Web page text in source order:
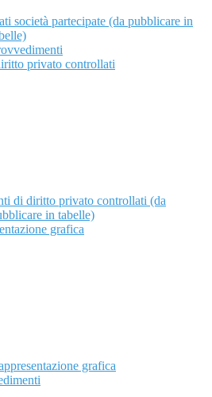
società partecipate (da pubblicare in
privato controllati
di diritto privato controllati (da
in tabelle)
grafica
grafica